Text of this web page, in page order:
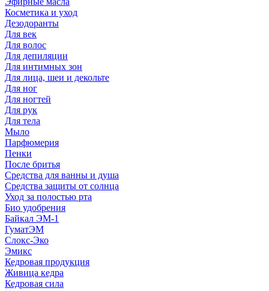
Косметика и уход
Дезодоранты
Для век
Для волос
Для депиляции
Для интимных зон
Для лица, шеи и декольте
Для ног
Для ногтей
Для рук
Для тела
Мыло
Парфюмерия
Пенки
После бритья
Средства для ванны и душа
Средства защиты от солнца
Уход за полостью рта
Био удобрения
Байкал ЭМ-1
ГуматЭМ
Слокс-Эко
Эмикс
Кедровая продукция
Живица кедра
Кедровая сила